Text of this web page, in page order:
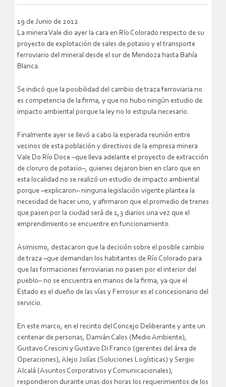
19 de Junio de 2012
La minera Vale dio ayer la cara en Río Colorado respecto de su
proyecto de explotación de sales de potasio y el transporte
ferroviario del mineral desde el sur de Mendoza hasta Bahía
Blanca.
Se indicó que la posibilidad del cambio de traza ferroviaria no
es competencia de la firma; y que no hubo ningún estudio de
impacto ambiental porque la ley no lo estipula necesario.
Finalmente ayer se llevó a cabo la esperada reunión entre
vecinos de esta población y directivos de la empresa minera
Vale Do Río Doce –que lleva adelante el proyecto de extracción
de cloruro de potasio–, quienes dejaron bien en claro que en
esta localidad no se realizó un estudio de impacto ambiental
porque –explicaron– ninguna legislación vigente plantea la
necesidad de hacer uno, y afirmaron que el promedio de trenes
que pasen por la ciudad será de 1,3 diarios una vez que el
emprendimiento se encuentre en funcionamiento.
Asimismo, destacaron que la decisión sobre el posible cambio
de traza –que demandan los habitantes de Río Colorado para
que las formaciones ferroviarias no pasen por el interior del
pueblo– no se encuentra en manos de la firma, ya que el
Estado es el dueño de las vías y Ferrosur es el concesionario del
servicio.
En este marco, en el recinto del Concejo Deliberante y ante un
centenar de personas, Damián Calos (Medio Ambiente),
Gustavo Crescini y Gustavo Di Franco (gerentes del área de
Operaciones), Alejo Jolías (Soluciones Logísticas) y Sergio
Alcalá (Asuntos Corporativos y Comunicacionales),
respondieron durante unas dos horas los requerimientos de los